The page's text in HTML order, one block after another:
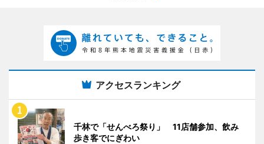
アクセスランキング
千林で「せんべろ祭り」 11店舗参加、飲み
歩き客でにぎわい